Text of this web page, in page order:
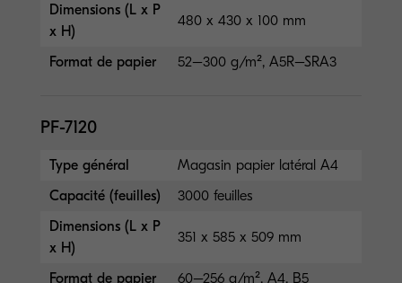
Dimensions (L x P
x H)
480 x 430 x 100 mm
Format de papier 52–300 g/m², A5R–SRA3
PF-7120
Type général
Magasin papier latéral A4
Capacité (feuilles)
3000 feuilles
Dimensions (L x P
x H)
351 x 585 x 509 mm
Format de papier 60–256 g/m², A4, B5